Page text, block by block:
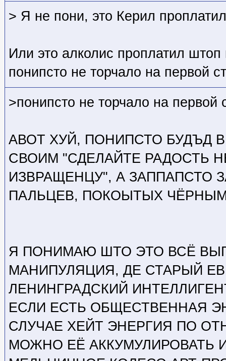
> Я не пони, это Керил проплатил
Или это алколис проплатил штоп
понипсто не торчало на первой
>понипсто не торчало на первой
АВОТ ХУЙ, ПОНИПСТО БУДЪД
СВОИМ "СДЕЛАЙТЕ РАДОСТЬ
ИЗВРАЩЕНЦУ", А ЗАППАПСТО
ПАЛЬЦЕВ, ПОКОЫТЫХ
Я ПОНИМАЮ ШТО ЭТО ВСЁ
МАНИПУЛЯЦИЯ, ДЕ СТАРЫЙ
ЛЕНИНГРАДСКИЙ
ЕСЛИ ЕСТЬ ОБЩЕСТВЕННАЯ
СЛУЧАЕ ХЕЙТ ЭНЕРГИЯ ПО
МОЖНО ЕЁ АККУМУЛИРОВАТЬ